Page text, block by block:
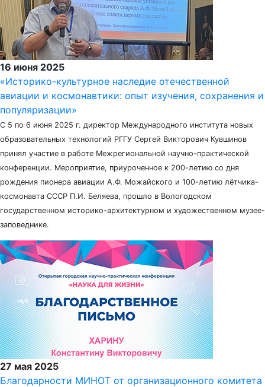
16 июня 2025
«Историко-культурное наследие отечественной
авиации и космонавтики: опыт изучения, сохранения и
популяризации»
С 5 по 6 июня 2025 г. директор Международного института новых
образовательных технологий РГГУ Сергей Викторович Кувшинов
принял участие в работе Межрегиональной научно-практической
конференции. Мероприятие, приуроченное к 200-летию со дня
рождения пионера авиации А.Ф. Можайского и 100-летию лётчика-
космонавта СССР П.И. Беляева, прошло в Вологодском
государственном историко-архитектурном и художественном музее-
заповеднике.
27 мая 2025
Благодарности МИНОТ от организационного комитета